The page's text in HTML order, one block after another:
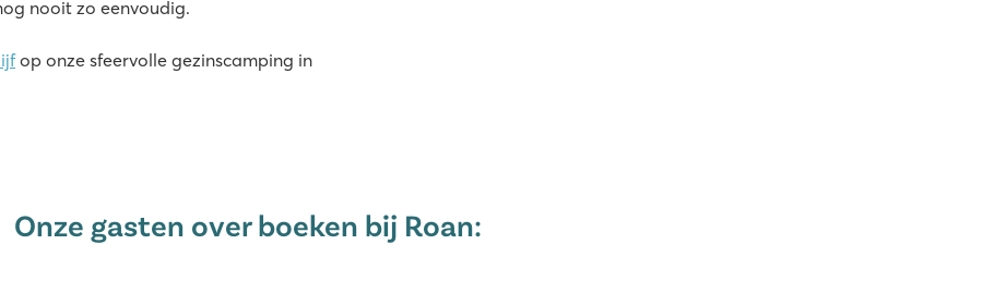
nooit zo eenvoudig.
op onze sfeervolle gezinscamping in
Onze gasten over boeken bij Roan: